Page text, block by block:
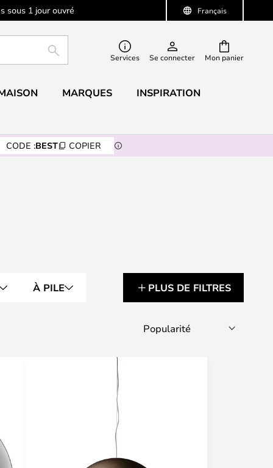
Français
sous 1 jour ouvré
Mon panier
RECHERCHERServices Se connecter
MARQUES INSPIRATION
CODE :BEST COPIER
À PILE PLUS DE FILTRES